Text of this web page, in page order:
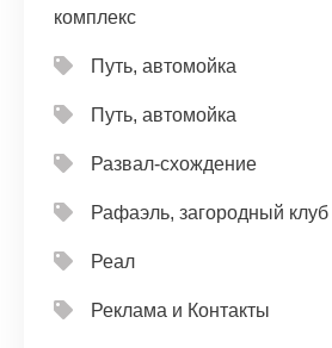
комплекс
Путь, автомойка
Путь, автомойка
Развал-схождение
Рафаэль, загородный клуб
Реал
Реклама и Контакты